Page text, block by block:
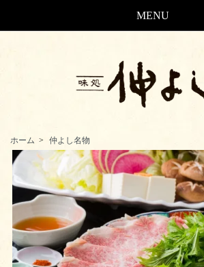
MENU
仲よしのお取り寄せ、通販の注文方法。長崎、島
ホーム > 仲よし名物